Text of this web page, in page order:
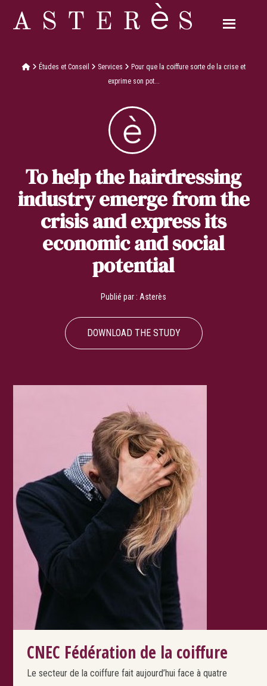
Études et Conseil Services
Pour que la coiffure sorte de la crise et
exprime son pot...
To help the hairdressing
industry emerge from the
crisis and express its
economic and social
potential
Publié par : Asterès
DOWNLOAD THE STUDY
CNEC Fédération de la coiffure
Le secteur de la coiffure fait aujourd’hui face à quatre